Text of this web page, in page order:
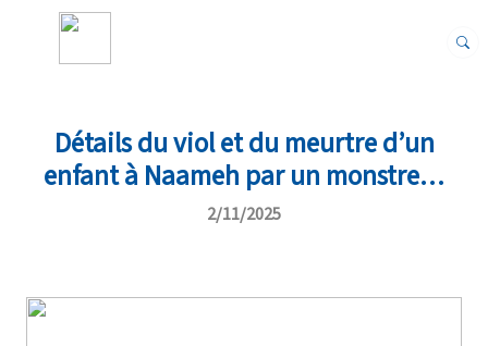
Détails du viol et du meurtre d’un
enfant à Naameh par un monstre…
2/11/2025